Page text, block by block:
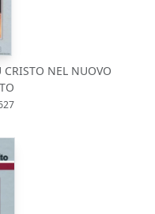
NEL NUOVO